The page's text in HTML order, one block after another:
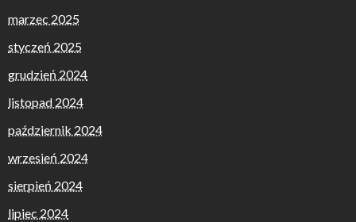
marzec 2025
styczeń 2025
grudzień 2024
listopad 2024
październik 2024
wrzesień 2024
sierpień 2024
lipiec 2024